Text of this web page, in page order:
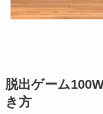
脱出ゲーム
き方